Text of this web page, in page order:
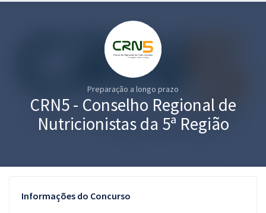
Graduação
Preparação a longo prazo
CRN5 - Conselho Regional de
Nutricionistas da 5ª Região
Informações do Concurso